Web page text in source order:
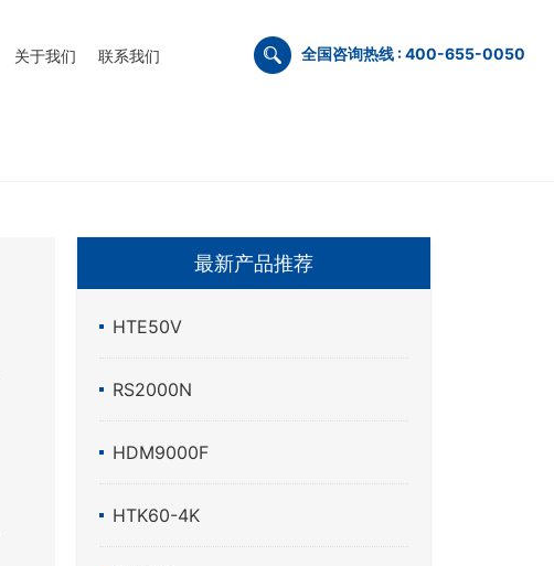
关于我们 联系我们 全国咨询热线 : 400-655-0050
最新产品推荐
HTE50V
RS2000N
HDM9000F
HTK60-4K